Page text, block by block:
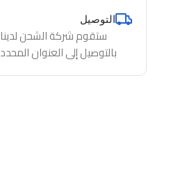
التوصيل
ستقوم شركة الشحن لدينا
بالتوصيل إلى العنوان المحدد